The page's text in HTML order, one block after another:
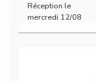
Réception le
mercredi 12/08